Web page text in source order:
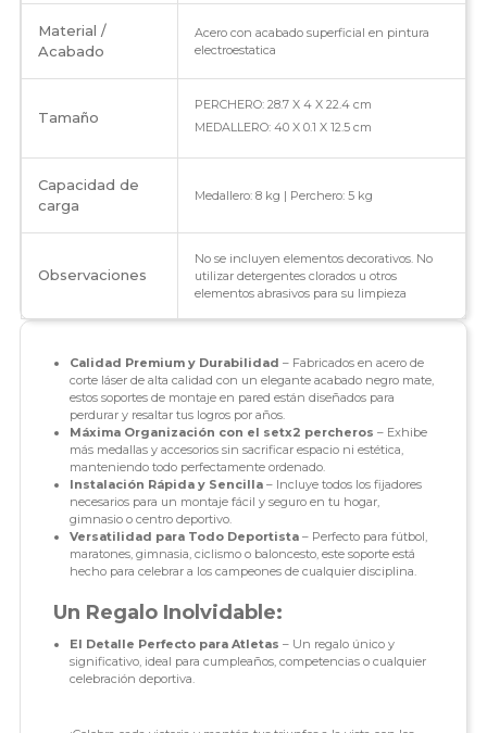
Material /
Acabado
Acero con acabado superficial en pintura
electroestatica
Tamaño
PERCHERO: 28.7 X 4 X 22.4 cm
MEDALLERO: 40 X 0.1 X 12.5 cm
Capacidad de
carga
Medallero: 8 kg | Perchero: 5 kg
Observaciones
No se incluyen elementos decorativos. No
utilizar detergentes clorados u otros
elementos abrasivos para su limpieza
Calidad Premium y Durabilidad – Fabricados en acero de
corte láser de alta calidad con un elegante acabado negro mate,
estos soportes de montaje en pared están diseñados para
perdurar y resaltar tus logros por años.
Máxima Organización con el setx2 percheros – Exhibe
más medallas y accesorios sin sacrificar espacio ni estética,
manteniendo todo perfectamente ordenado.
Instalación Rápida y Sencilla– Incluye todos los fijadores
necesarios para un montaje fácil y seguro en tu hogar,
gimnasio o centro deportivo.
Versatilidad para Todo Deportista– Perfecto para fútbol,
maratones, gimnasia, ciclismo o baloncesto, este soporte está
hecho para celebrar a los campeones de cualquier disciplina.
Un Regalo Inolvidable:
El Detalle Perfecto para Atletas – Un regalo único y
significativo, ideal para cumpleaños, competencias o cualquier
celebración deportiva.